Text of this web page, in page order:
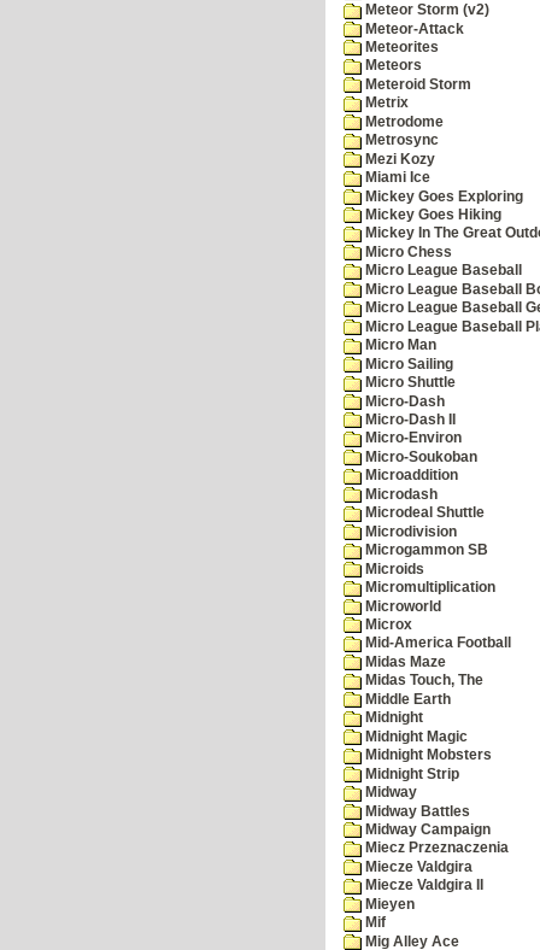
Meteor Storm (v2)
Meteor-Attack
Meteorites
Meteors
Meteroid Storm
Metrix
Metrodome
Metrosync
Mezi Kozy
Miami Ice
Mickey Goes Exploring
Mickey Goes Hiking
Mickey In The Great
Micro Chess
Micro League Baseball
Micro League Baseball
Micro League Baseball
Micro League Baseball
Micro Man
Micro Sailing
Micro Shuttle
Micro-Dash
Micro-Dash II
Micro-Environ
Micro-Soukoban
Microaddition
Microdash
Microdeal Shuttle
Microdivision
Microgammon SB
Microids
Micromultiplication
Microworld
Microx
Mid-America Football
Midas Maze
Midas Touch, The
Middle Earth
Midnight
Midnight Magic
Midnight Mobsters
Midnight Strip
Midway
Midway Battles
Midway Campaign
Miecz Przeznaczenia
Miecze Valdgira
Miecze Valdgira II
Mieyen
Mif
Mig Alley Ace